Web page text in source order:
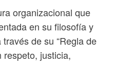
organizacional que
en su filosofía y
de su “Regla de
respeto, justicia,